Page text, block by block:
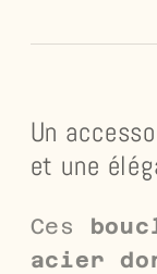
Un
et une
Ces
acier